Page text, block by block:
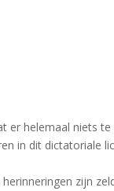
er helemaal niets
in dit dictatoriale
zijn